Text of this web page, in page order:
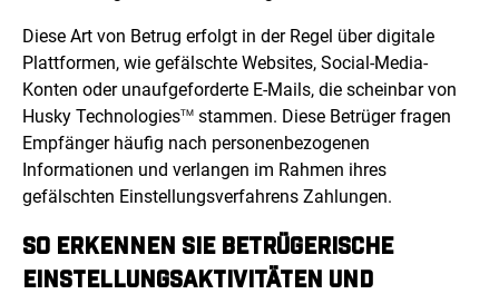
Diese Art von Betrug erfolgt in der Regel über digitale
Plattformen, wie gefälschte Websites, Social-Media-
Konten oder unaufgeforderte E-Mails, die scheinbar von
Husky TechnologiesTM stammen. Diese Betrüger fragen
Empfänger häufig nach personenbezogenen
Informationen und verlangen im Rahmen ihres
gefälschten Einstellungsverfahrens Zahlungen.
SO ERKENNEN SIE BETRÜGERISCHE
EINSTELLUNGSAKTIVITÄTEN UND